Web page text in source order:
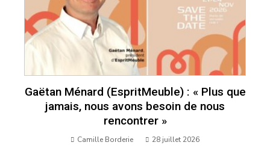
Gaëtan Ménard (EspritMeuble) : « Plus que
jamais, nous avons besoin de nous
rencontrer »
Camille Borderie 28 juillet 2026